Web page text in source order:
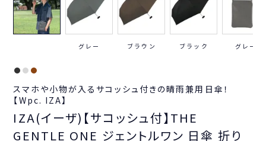
グレー ブラウン ブラック グレー
スマホや小物が入るサコッシュ付きの晴雨兼用日傘！
【Wpc. IZA】
IZA(イーザ)【サコッシュ付】THE
GENTLE ONE ジェントルワン 日傘 折り